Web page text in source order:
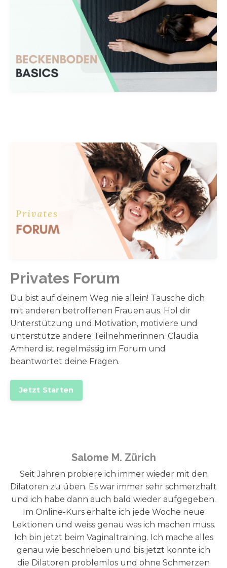
Privates Forum
Du bist auf deinem Weg nie allein! Tausche dich
mit anderen betroffenen Frauen aus. Hol dir
Unterstützung und Motivation, motiviere und
unterstütze andere Teilnehmerinnen. Claudia
Amherd ist regelmässig im Forum und
beantwortet deine Fragen.
Jetzt Starten
Salome M. Zürich
Seit Jahren probiere ich immer wieder mit den
Dilatoren zu üben. Es war immer sehr schmerzhaft
und ich habe dann auch bald wieder aufgegeben.
Im Online-Kurs erhalte ich jede Woche neue
Lektionen und weiss genau was ich machen muss.
Ich bin jetzt beim Vaginaltraining. Ich mache alles
genau wie beschrieben und bis jetzt konnte ich
die Dilatoren problemlos und ohne Schmerzen